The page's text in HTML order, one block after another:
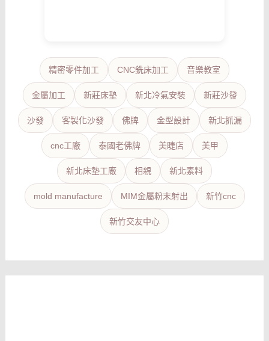
精密零件加工 CNC銑床加工 音樂教室
金屬加工 新莊床墊 新北冷氣安裝 新莊沙發
沙發 客製化沙發 佛牌 金型設計 新北抓漏
cnc工廠 泰國老佛牌 美睫店 美甲
新北床墊工廠 相親 新北素料
mold manufacture MIM金屬粉末射出 新竹cnc
新竹交友中心